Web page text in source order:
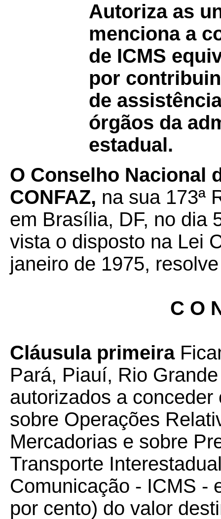
Autoriza as
menciona a
de ICMS
por
de
órgãos da
estadual.
O Conselho Nacional
CONFAZ, na sua 173ª
em Brasília, DF, no dia
vista o disposto na Lei
janeiro de 1975,
C O
Cláusula primeira
Pará, Piauí, Rio
autorizados a
sobre Operações
Mercadorias e sobre
Transporte
Comunicação - ICMS -
por cento) do valor